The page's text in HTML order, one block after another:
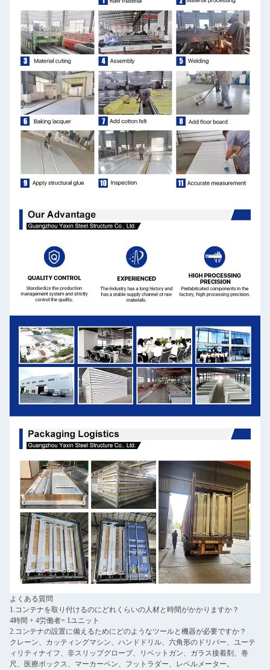
よくある質問
1.コンテナを取り付けるのにどれくらいの人材と時間がかかりますか？
4時間 + 4労働者= 1ユニット
2.コンテナの設置に備えるためにどのようなツールと機器が必要ですか？
クレーン、カッティングマシン、ハンドドリル、六角形のドリバー、ユーテ
ィリティナイフ、非スリップグローブ、リベットガン、ガラス接着剤、巻
尺、医療ボックス、マーカーペン、フットラダー、レベルメーター。